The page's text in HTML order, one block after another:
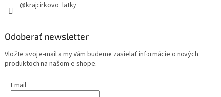
@krajcirkovo_latky
Odoberať newsletter
Vložte svoj e-mail a my Vám budeme zasielať informácie o nových
produktoch na našom e-shope.
Email